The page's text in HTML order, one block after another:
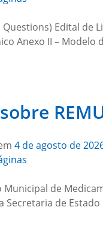
Questions) Edital de
Anexo II –
4 de agosto de
Municipal de
Secretaria de